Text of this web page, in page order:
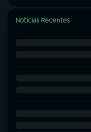
Notícias Recentes